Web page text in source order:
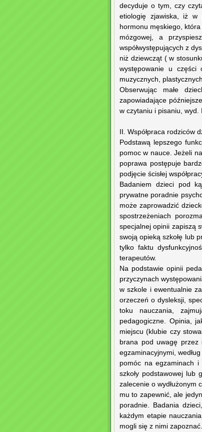
decyduje o tym, czy
etiologię zjawiska, iż w
hormonu męskiego,
mózgowej, a
współwystępujących z
niż dziewcząt ( w
występowanie u części
muzycznych,
Obserwując małe
zapowiadające
w czytaniu i pisaniu,
II. Współpraca rodziców
Podstawą lepszego
pomoc w nauce. Jeżeli
poprawa postępuje
podjęcie ścisłej
Badaniem dzieci pod
prywatne poradnie
może zaprowadzić
spostrzeżeniach
specjalnej opinii zapiszą
swoją opieką szkołę lub
tylko faktu
terapeutów.
Na podstawie opinii
przyczynach
w szkole i ewentualnie
orzeczeń o dysleksji,
toku nauczania,
pedagogiczne. Opinia,
miejscu (klubie czy
brana pod uwagę przez
egzaminacyjnymi,
pomóc na egzaminach i
szkoły podstawowej lub
zalecenie o wydłużonym
mu to zapewnić, ale
poradnie. Badania
każdym etapie
mogli się z nimi zapoznać.